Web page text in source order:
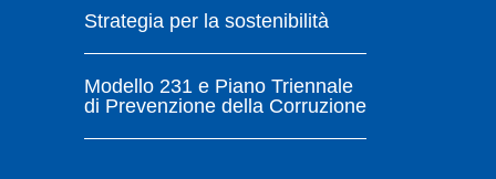
Strategia per la sostenibilità
Modello 231 e Piano Triennale
di Prevenzione della Corruzione